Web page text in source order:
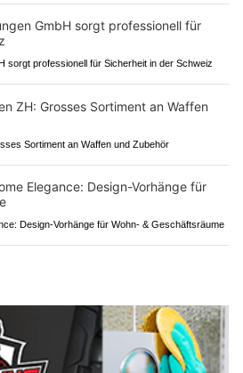
sorgt professionell für Sicherheit in der Schweiz
Sortiment an Waffen und Zubehör
Design-Vorhänge für Wohn- & Geschäftsräume